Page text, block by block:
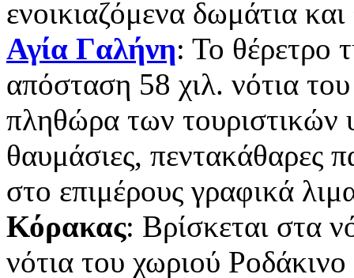
ενοικιαζόμενα δωμάτια
Αγία Γαλήνη: Το θέρετρο
απόσταση 58 χιλ. νότια
πληθώρα των τουριστικών
θαυμάσιες, πεντακάθαρες
στο επιμέρους γραφικά
Κόρακας: Βρίσκεται στα
νότια του χωριού